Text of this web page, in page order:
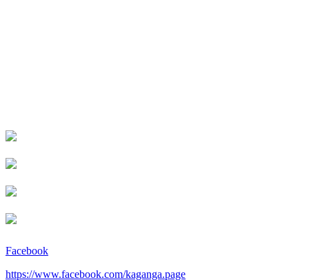
Facebook
https://www.facebook.com/kaganga.page